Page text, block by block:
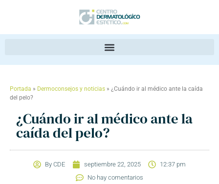
Portada » Dermoconsejos y noticias » ¿Cuándo ir al médico ante la caída
del pelo?
¿Cuándo ir al médico ante la
caída del pelo?
By CDE septiembre 22, 2025
12:37 pm
No hay comentarios